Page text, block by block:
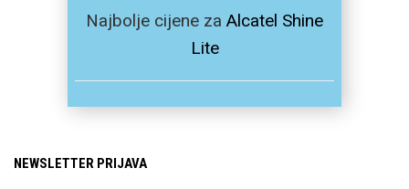
Najbolje cijene za Alcatel Shine
Lite
NEWSLETTER PRIJAVA